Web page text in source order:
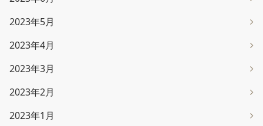
2023年5月
2023年4月
2023年3月
2023年2月
2023年1月